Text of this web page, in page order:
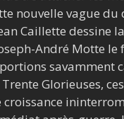
nouvelle vague du
Caillette dessine
André Motte le
savamment
Glorieuses,
croissance